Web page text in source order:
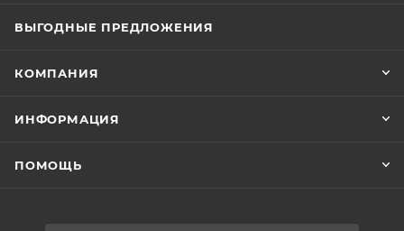
ВЫГОДНЫЕ ПРЕДЛОЖЕНИЯ
КОМПАНИЯ
ИНФОРМАЦИЯ
ПОМОЩЬ